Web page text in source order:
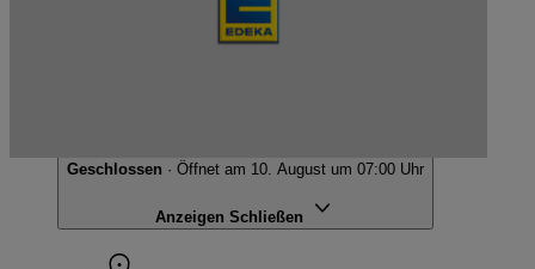
Geschlossen · Öffnet am 10. August um 07:00 Uhr
Anzeigen Schließen